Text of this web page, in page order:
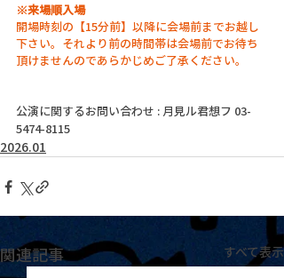
※来場順入場
開場時刻の【15分前】以降に会場前までお越し
下さい。それより前の時間帯は会場前でお待ち
頂けませんのであらかじめご了承ください。
公演に関するお問い合わせ : 月見ル君想フ 03-
5474-8115
2026.01
関連記事 すべて表示